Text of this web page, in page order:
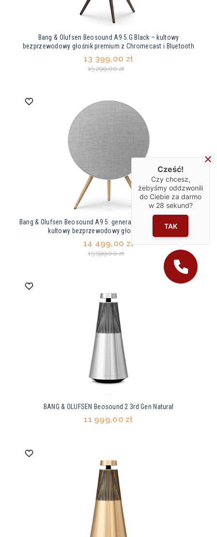
Bang & Olufsen Beosound A9 5.G Black – kultowy
bezprzewodowy głośnik premium z Chromecast i Bluetooth
13 399,00 zł
15 299,00 zł
Bang & Olufsen Beosound A9 5. generacji Natural Aluminium –
kultowy bezprzewodowy głośnik premium
14 499,00 zł
15 599,00 zł
BANG & OLUFSEN Beosound 2 3rd Gen Natural
11 999,00 zł
Cześć!
Czy chcesz,
żebyśmy oddzwonili
do Ciebie za darmo
w 28 sekund?
TAK